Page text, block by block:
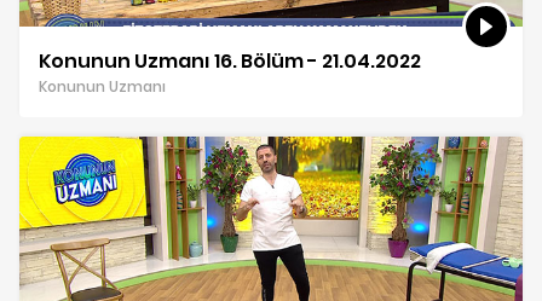
Konunun Uzmanı 16. Bölüm - 21.04.2022
Konunun Uzmanı